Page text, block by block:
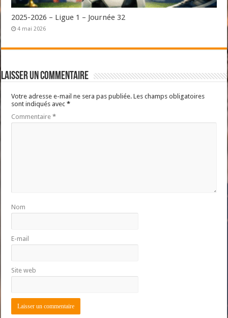
2025-2026 – Ligue 1 – Journée 32
4 mai 2026
Laisser un commentaire
Votre adresse e-mail ne sera pas publiée. Les champs obligatoires
sont indiqués avec*
Commentaire*
Nom
E-mail
Site web